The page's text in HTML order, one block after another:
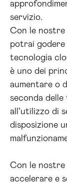
servizio.
Con le nostre
potrai godere
tecnologia
è uno dei
aumentare o
seconda
all’utilizzo di
disposizione
Con le nostre
accelerare e